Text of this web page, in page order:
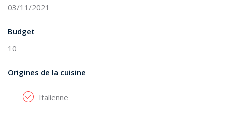
03/11/2021
Budget
10
Origines de la cuisine
Italienne